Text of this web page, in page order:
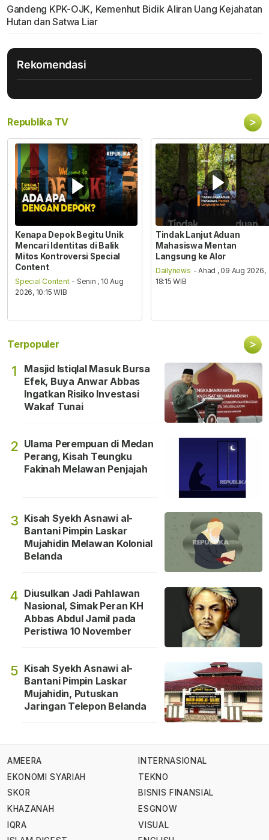
Gandeng KPK-OJK, Kemenhut Bidik Aliran Uang Kejahatan
Hutan dan Satwa Liar
Rekomendasi
Republika TV >
Kenapa Depok Begitu Unik
Mencari Identitas di Balik
Mitos Kontroversi Special
Content
Special Content - Senin , 10 Aug
2026, 10:15 WIB
Tindak Lanjut Aduan
Mahasiswa Mentan
Langsung ke Alor
Dailynews - Ahad , 09 Aug 2026,
18:15 WIB
Terpopuler >
1
Masjid Istiqlal Masuk Bursa
Efek, Buya Anwar Abbas
Ingatkan Risiko Investasi
Wakaf Tunai
2 Ulama Perempuan di Medan
Perang, Kisah Teungku
Fakinah Melawan Penjajah
3 Kisah Syekh Asnawi al-
Bantani Pimpin Laskar
Mujahidin Melawan Kolonial
Belanda
4 Diusulkan Jadi Pahlawan
Nasional, Simak Peran KH
Abbas Abdul Jamil pada
Peristiwa 10 November
5 Kisah Syekh Asnawi al-
Bantani Pimpin Laskar
Mujahidin, Putuskan
Jaringan Telepon Belanda
AMEERA
EKONOMI SYARIAH
SKOR
KHAZANAH
IQRA
INTERNASIONAL
TEKNO
BISNIS FINANSIAL
ESGNOW
VISUAL